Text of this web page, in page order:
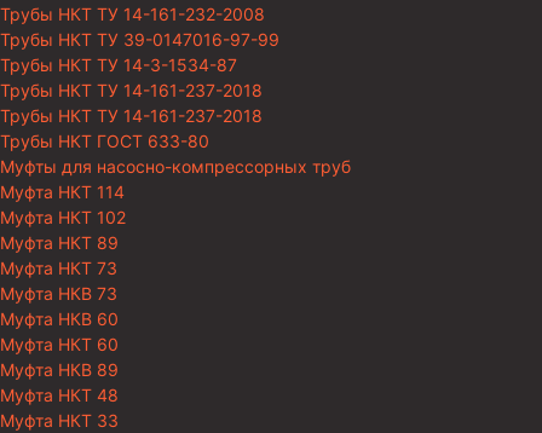
Трубы НКТ ТУ 14-161-232-2008
Трубы НКТ ТУ 39-0147016-97-99
Трубы НКТ ТУ 14-3-1534-87
Трубы НКТ ТУ 14-161-237-2018
Трубы НКТ ТУ 14-161-237-2018
Трубы НКТ ГОСТ 633-80
Муфты для насосно-компрессорных труб
Муфта НКТ 114
Муфта НКТ 102
Муфта НКТ 89
Муфта НКТ 73
Муфта НКВ 73
Муфта НКВ 60
Муфта НКТ 60
Муфта НКВ 89
Муфта НКТ 48
Муфта НКТ 33